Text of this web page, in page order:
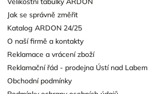
Jak se správně změřit
Katalog ARDON 24/25
O naší firmě a kontakty
Reklamace a vrácení zboží
Reklamační řád - prodejna Ústí nad Labem
Obchodní podmínky